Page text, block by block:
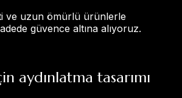
ve uzun ömürlü ürünlerle
güvence altına alıyoruz.
aydınlatma tasarımı